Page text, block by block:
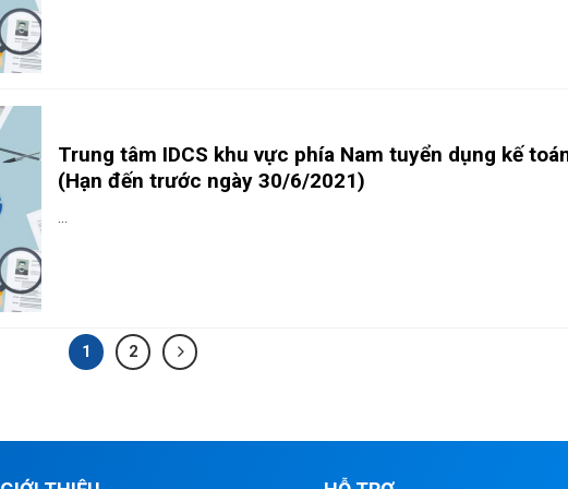
Trung tâm IDCS khu vực phía Nam tuyển dụng kế
(Hạn đến trước ngày 30/6/2021)
...
1 2